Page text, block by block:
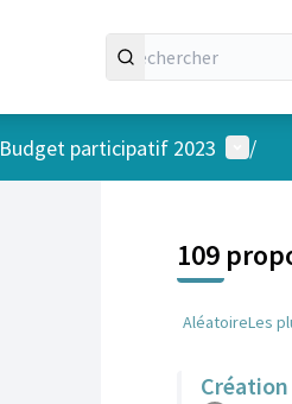
Budget participatif 2023 Menu
/
109
AléatoireLes